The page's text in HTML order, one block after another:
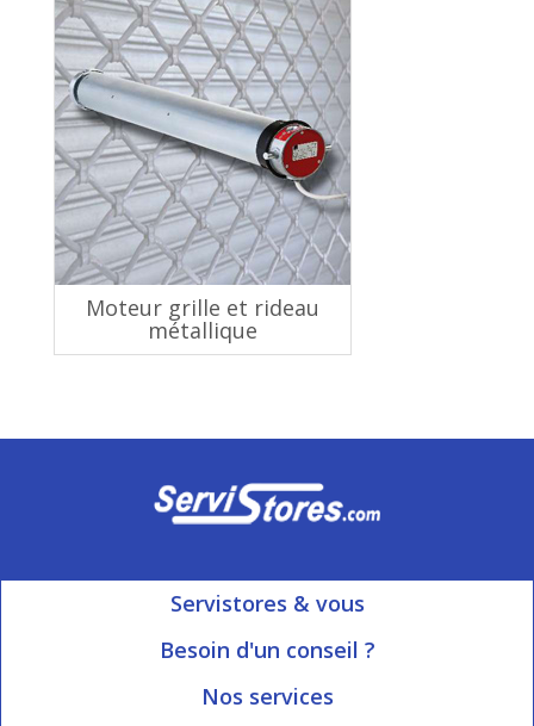
Moteur grille et rideau
métallique
Servistores & vous
Mon compte
Besoin d'un conseil ?
Ouvert du Lundi au Vendredi
Nos services